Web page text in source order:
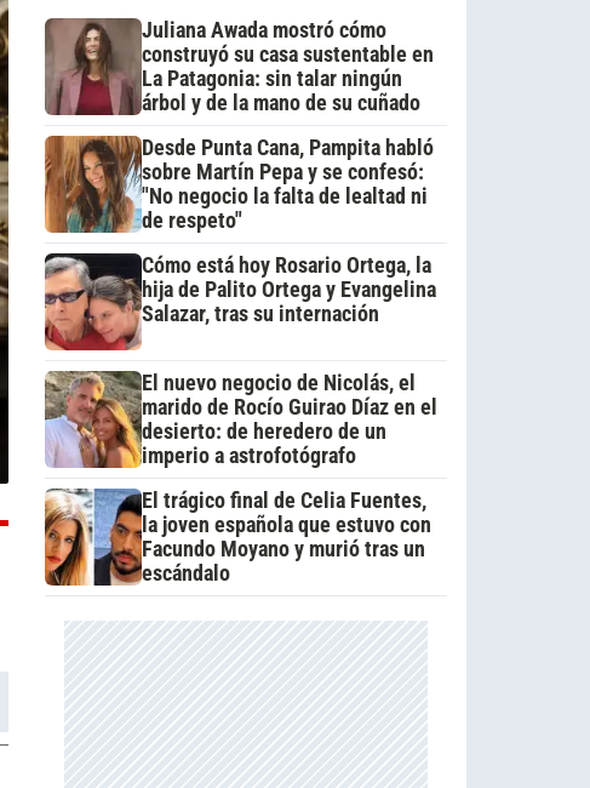
Juliana Awada mostró cómo
construyó su casa sustentable en
La Patagonia: sin talar ningún
árbol y de la mano de su cuñado
Desde Punta Cana, Pampita habló
sobre Martín Pepa y se confesó:
"No negocio la falta de lealtad ni
de respeto"
Cómo está hoy Rosario Ortega, la
hija de Palito Ortega y Evangelina
Salazar, tras su internación
El nuevo negocio de Nicolás, el
marido de Rocío Guirao Díaz en el
desierto: de heredero de un
imperio a astrofotógrafo
El trágico final de Celia Fuentes,
la joven española que estuvo con
Facundo Moyano y murió tras un
escándalo